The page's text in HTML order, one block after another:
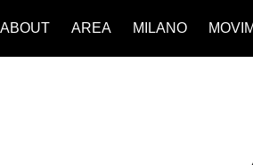
ABOUT AREA MILANO